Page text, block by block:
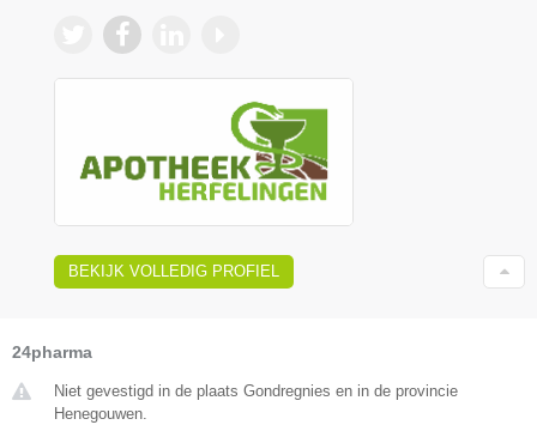
BEKIJK VOLLEDIG PROFIEL
24pharma
Niet gevestigd in de plaats Gondregnies en in de provincie
Henegouwen.